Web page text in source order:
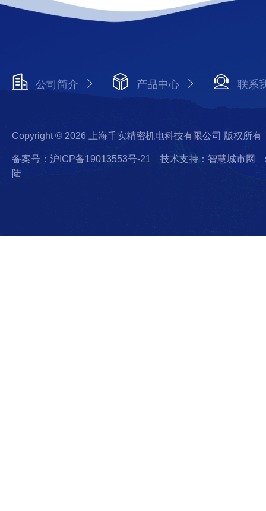
公司简介 产品中心 联系
Copyright © 2026 上海千实精密机电科技有限公司 版权所有
备案号：沪ICP备19013553号-21 技术支持：智慧城市网
陆